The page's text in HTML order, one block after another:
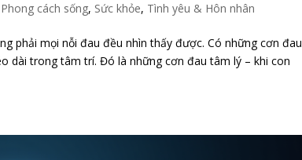
Phong cách sống, Sức khỏe, Tình yêu & Hôn nhân
phải mọi nỗi đau đều nhìn thấy được. Có những cơn đau
dài trong tâm trí. Đó là những cơn đau tâm lý – khi con